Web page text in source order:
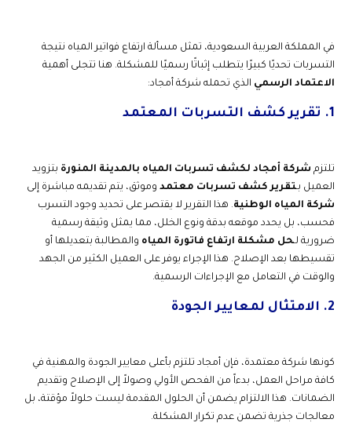
في المملكة العربية السعودية، تمثل مسألة ارتفاع فواتير المياه نتيجة
التسربات تحديًا كبيرًا يتطلب إثباتًا رسميًا للمشكلة. هنا تتجلى أهمية
الاعتماد الرسمي الذي تحمله شركة أمجاد:
1. تقرير كشف التسربات المعتمد
تلتزم شركة أمجاد لكشف تسربات المياه بالمدينة المنورة بتزويد
العميل بـتقرير كشف تسربات معتمد وموثق، يتم تقديمه مباشرة إلى
شركة المياه الوطنية. هذا التقرير لا يقتصر على تحديد وجود التسرب
فحسب، بل يحدد موقعه بدقة ونوع الخلل، مما يمثل وثيقة رسمية
ضرورية لـحل مشكلة ارتفاع فاتورة المياه والمطالبة بتعديلها أو
تقسيطها بعد الإصلاح. هذا الإجراء يوفر على العميل الكثير من الجهد
والوقت في التعامل مع الإجراءات الرسمية.
2. الامتثال لمعايير الجودة
كونها شركة معتمدة، فإن أمجاد تلتزم بأعلى معايير الجودة والمهنية في
كافة مراحل العمل، بدءاً من الفحص الأولي وصولاً إلى الإصلاح وتقديم
الضمانات. هذا الالتزام يضمن أن الحلول المقدمة ليست حلولاً مؤقتة، بل
معالجات جذرية تضمن عدم تكرار المشكلة.